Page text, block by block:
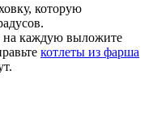
которую
на каждую выложите
котлеты из фарша